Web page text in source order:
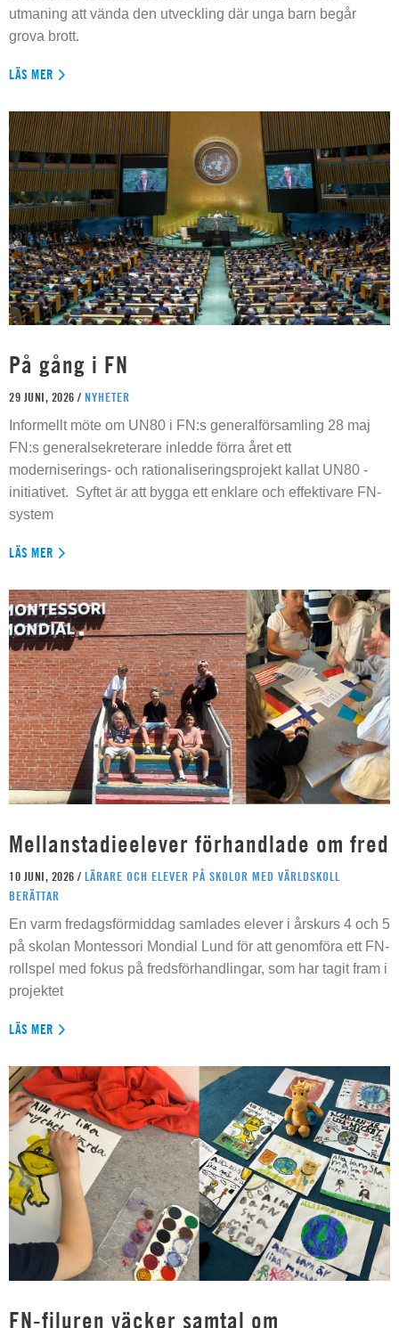
utmaning att vända den utveckling där unga barn begår
grova brott.
LÄS MER
På gång i FN
29 JUNI, 2026 / NYHETER
Informellt möte om UN80 i FN:s generalförsamling 28 maj
FN:s generalsekreterare inledde förra året ett
moderniserings- och rationaliseringsprojekt kallat UN80 -
initiativet. Syftet är att bygga ett enklare och effektivare FN-
system
LÄS MER
Mellanstadieelever förhandlade om fred
10 JUNI, 2026 / LÄRARE OCH ELEVER PÅ SKOLOR MED VÄRLDSKOLL
BERÄTTAR
En varm fredagsförmiddag samlades elever i årskurs 4 och 5
på skolan Montessori Mondial Lund för att genomföra ett FN-
rollspel med fokus på fredsförhandlingar, som har tagit fram i
projektet
LÄS MER
FN-filuren väcker samtal om